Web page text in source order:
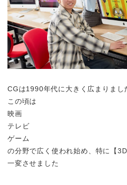
CGは1990年代に大きく広まりまし
この頃は
映画
テレビ
ゲーム
の分野で広く使われ始め、特に【
一変させました